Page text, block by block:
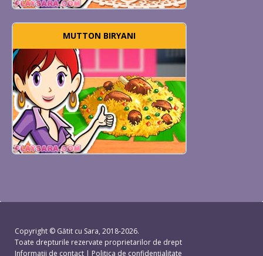
MUTTON BIRYANI
Copyright © Gătit cu Sara, 2018-2026.
Toate drepturile rezervate proprietarilor de drept
Informații de contact | Politica de confidențialitate